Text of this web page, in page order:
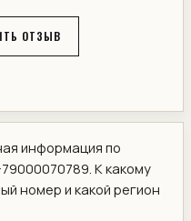
ОТЗЫВ
информация по
К какому
номер и какой регион